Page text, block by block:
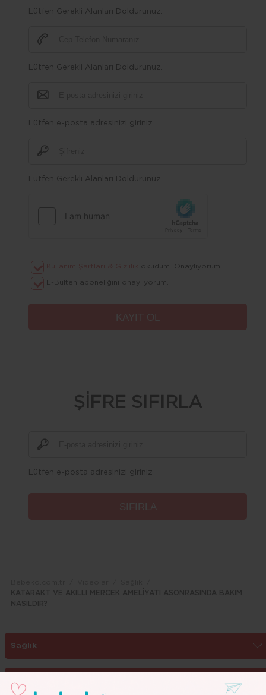
Lütfen Gerekli Alanları Doldurunuz.
Lütfen Gerekli Alanları Doldurunuz.
Lütfen e-posta adresinizi giriniz
Lütfen Gerekli Alanları Doldurunuz.
okudum. Onaylıyorum.
E-Bülten aboneliğini onaylıyorum.
ŞİFRE SIFIRLA
Lütfen e-posta adresinizi giriniz